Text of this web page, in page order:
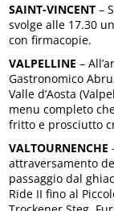
SAINT-VINCENT –
svolge alle 17.30
con firmacopie.
VALPELLINE –
Gastronomico
Valle d’Aosta
menu completo
fritto e prosciutto
VALTOURNENCHE
attraversamento
passaggio dal
Ride II fino al